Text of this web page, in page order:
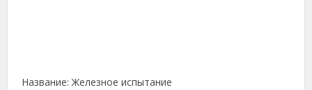
Название: Железное испытание